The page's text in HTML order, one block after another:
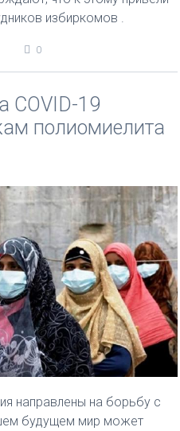
избиркомов .
0
COVID-19
полиомиелита
направлены на борьбу с
будущем мир может